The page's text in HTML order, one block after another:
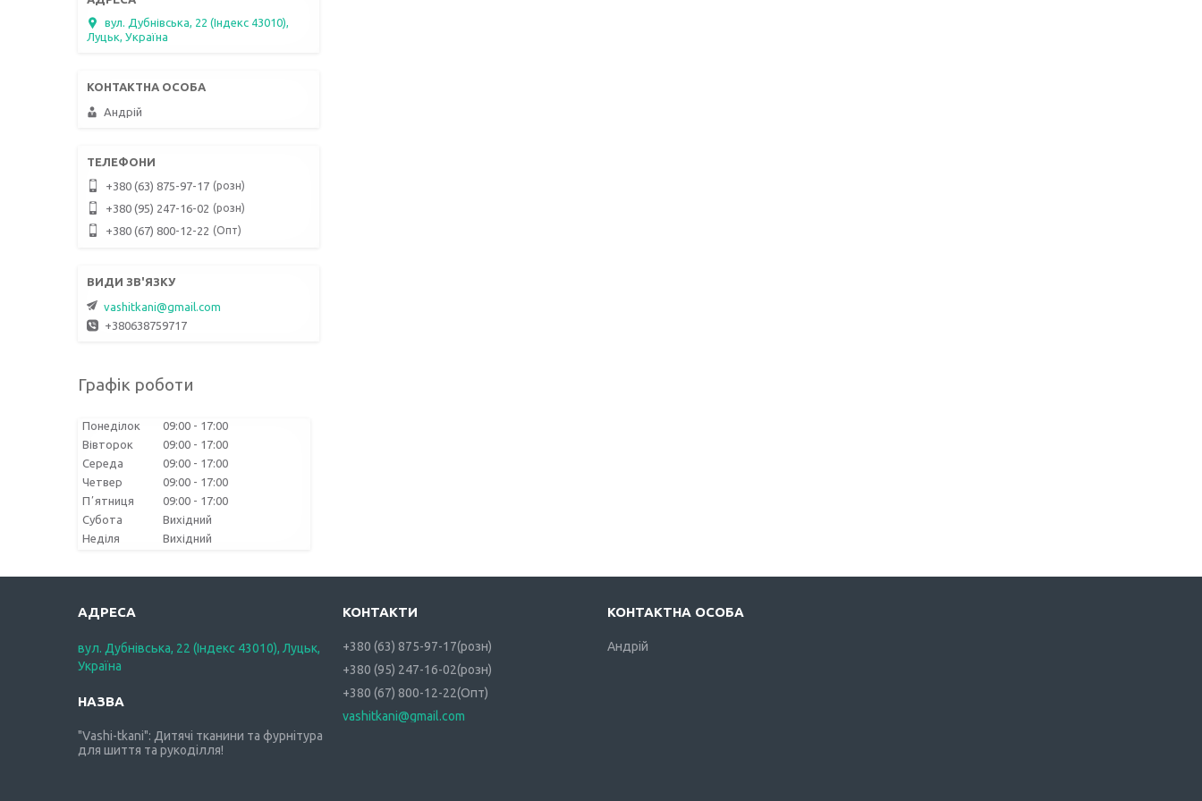
вул. Дубнівська, 22 (Індекс 43010),
Луцьк, Україна
Андрій
+380 (63) 875-97-17 розн
+380 (95) 247-16-02 розн
+380 (67) 800-12-22 Опт
vashitkani@gmail.com
+380638759717
Графік роботи
Понеділок 09:00
17:00
Вівторок
09:00
17:00
Середа
09:00
17:00
Четвер
09:00
17:00
Пʼятниця
09:00
17:00
Субота
Вихідний
Неділя
Вихідний
вул. Дубнівська, 22 (Індекс 43010), Луцьк,
Україна
"Vashi-tkani": Дитячі тканини та фурнітура
для шиття та рукоділля!
+380 (63) 875-97-17 розн
+380 (95) 247-16-02 розн
+380 (67) 800-12-22 Опт
vashitkani@gmail.com
Андрій